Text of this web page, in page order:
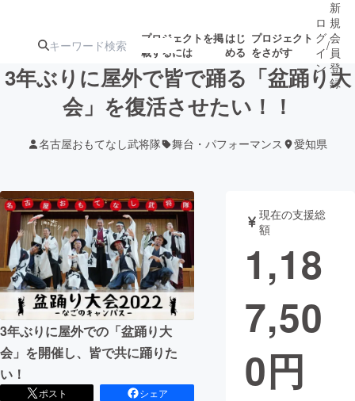
プロジェクトを掲
載するには
はじ
める
プロジェクト
をさがす
人気のプロ
ジェクト
ターン
注目の新着プロ
ジェクト
ロジェクト
もうすぐ公開
されます
アート・写真 音楽
テクノロジー・ガジェット ゲーム・サ
映像・映画
ビジネス・起業
まちづくり・地域活性化
ロ
グ
イ
ン
/
新
規
会
員
登
録
3年ぶりに屋外で皆で踊る「盆踊り大
会」を復活させたい！！
名古屋おもてなし武将隊 舞台・パフォーマンス 愛知県
3年ぶりに屋外での「盆踊り大
会」を開催し、皆で共に踊りた
い！
ポスト
シェア
現在の支援総
額
1,18
7,50
0円